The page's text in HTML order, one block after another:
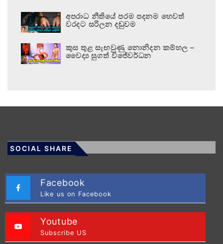
අපරාධ නීතියේ පරම පදනම හෙවත්
වරදට සරිලන දඬුවම
කුස තුළ සැඟවුණු නොනිදන කම්හල –
වෛද්‍ය සුගත් විජේවර්ධන
SOCIAL SHARE
Facebook
Like us on Facebook
Youtube
Subscribe US